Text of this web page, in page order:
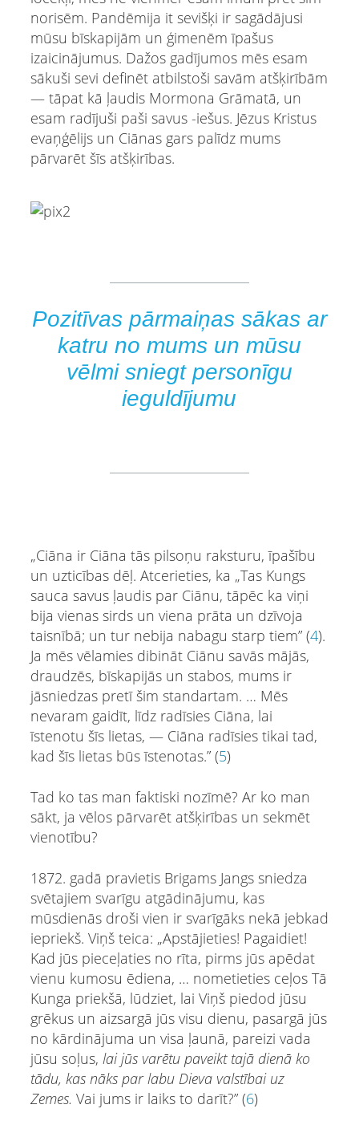
norisēm. Pandēmija it sevišķi ir sagādājusi
mūsu bīskapijām un ģimenēm īpašus
izaicinājumus. Dažos gadījumos mēs esam
sākuši sevi definēt atbilstoši savām atšķirībām
— tāpat kā ļaudis Mormona Grāmatā, un
esam radījuši paši savus -iešus. Jēzus Kristus
evaņģēlijs un Ciānas gars palīdz mums
pārvarēt šīs atšķirības.
Pozitīvas pārmaiņas sākas ar
katru no mums un mūsu
vēlmi sniegt personīgu
ieguldījumu
„Ciāna ir Ciāna tās pilsoņu raksturu, īpašību
un uzticības dēļ. Atcerieties, ka „Tas Kungs
sauca savus ļaudis par Ciānu, tāpēc ka viņi
bija vienas sirds un viena prāta un dzīvoja
taisnībā; un tur nebija nabagu starp tiem” (4).
Ja mēs vēlamies dibināt Ciānu savās mājās,
draudzēs, bīskapijās un stabos, mums ir
jāsniedzas pretī šim standartam. … Mēs
nevaram gaidīt, līdz radīsies Ciāna, lai
īstenotu šīs lietas, — Ciāna radīsies tikai tad,
kad šīs lietas būs īstenotas.” (5)
Tad ko tas man faktiski nozīmē? Ar ko man
sākt, ja vēlos pārvarēt atšķirības un sekmēt
vienotību?
1872. gadā pravietis Brigams Jangs sniedza
svētajiem svarīgu atgādinājumu, kas
mūsdienās droši vien ir svarīgāks nekā jebkad
iepriekš. Viņš teica: „Apstājieties! Pagaidiet!
Kad jūs pieceļaties no rīta, pirms jūs apēdat
vienu kumosu ēdiena, … nometieties ceļos Tā
Kunga priekšā, lūdziet, lai Viņš piedod jūsu
grēkus un aizsargā jūs visu dienu, pasargā jūs
no kārdinājuma un visa ļaunā, pareizi vada
jūsu soļus, lai jūs varētu paveikt tajā dienā ko
tādu, kas nāks par labu Dieva valstībai uz
Zemes. Vai jums ir laiks to darīt?” (6)